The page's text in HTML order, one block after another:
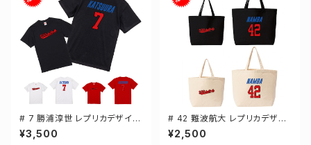
# 7 勝浦淳世 レプリカデザイン
3カラー 選手還元 半袖Tシャツ
S-XXXLサイズ 500101
¥3,500
# 42 難波航大 レプリカデザイ
ン 選手還元 キャンバストートバ
ッグ 2カラー MLサイズ 00077
¥2,500